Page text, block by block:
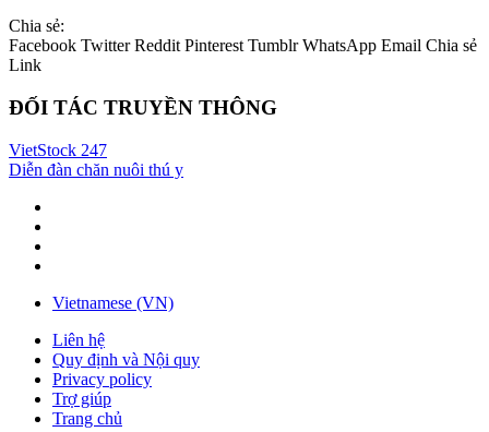
Chia sẻ:
Facebook Twitter Reddit Pinterest Tumblr WhatsApp Email Chia sẻ
Link
ĐỐI TÁC TRUYỀN THÔNG
VietStock 247
Diễn đàn chăn nuôi thú y
Vietnamese (VN)
Liên hệ
Quy định và Nội quy
Privacy policy
Trợ giúp
Trang chủ